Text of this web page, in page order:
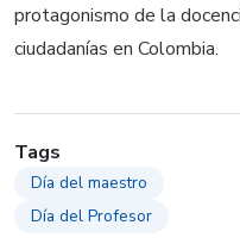
protagonismo de la
ciudadanías en Colombia.
Tags
Día del maestro
Día del Profesor